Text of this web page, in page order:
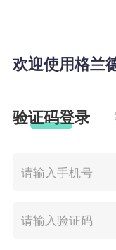
欢迎使用格兰
验证码登录